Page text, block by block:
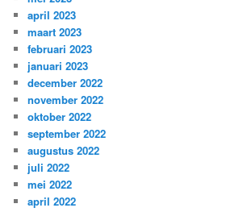
april 2023
maart 2023
februari 2023
januari 2023
december 2022
november 2022
oktober 2022
september 2022
augustus 2022
juli 2022
mei 2022
april 2022